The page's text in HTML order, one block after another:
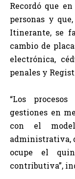
Recordó que
personas y
Itinerante, se
cambio de
electrónica,
penales y
“Los
gestiones en
con el
administrativa,
ocupe el
contributiva”,